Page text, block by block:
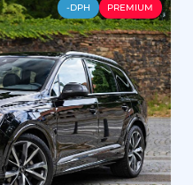
-DPH PREMIUM